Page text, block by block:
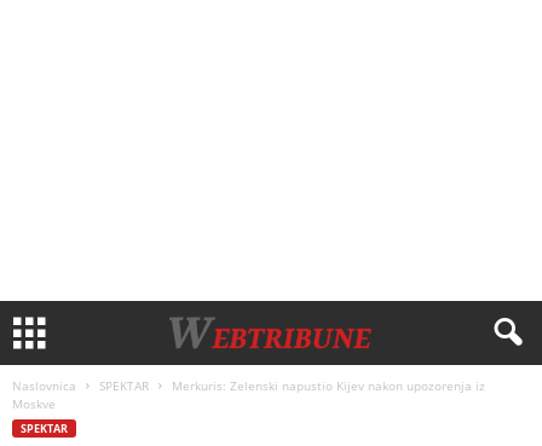
Naslovnica SPEKTAR
Merkuris: Zelenski napustio Kijev nakon upozorenja iz
Moskve
SPEKTAR